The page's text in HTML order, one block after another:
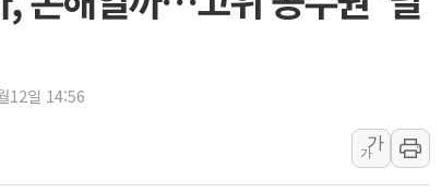
[속보] 민주, 인천 경선 결과
강릉·동해·삼척 시간당
폐기물 수거하다 참변…60
12일 14:56
가
가